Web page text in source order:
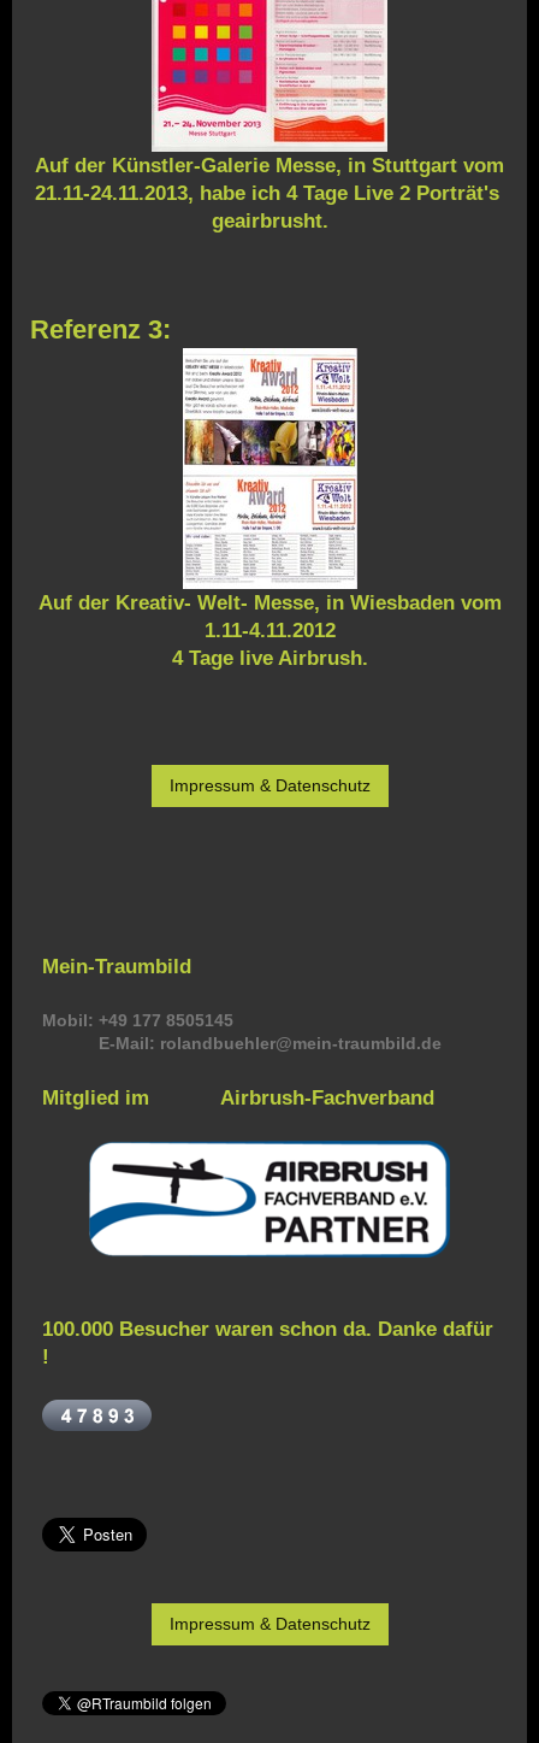
Auf der Künstler-Galerie Messe, in Stuttgart vom
21.11-24.11.2013, habe ich 4 Tage Live 2 Porträt's
geairbrusht.
Referenz 3:
Auf der Kreativ- Welt- Messe, in Wiesbaden vom
1.11-4.11.2012
4 Tage live Airbrush.
Impressum & Datenschutz
Mein-Traumbild
Mobil: +49 177 8505145
E-Mail: rolandbuehler@mein-traumbild.de
Mitglied im Airbrush-Fachverband
100.000 Besucher waren schon da. Danke dafür
!
Impressum & Datenschutz